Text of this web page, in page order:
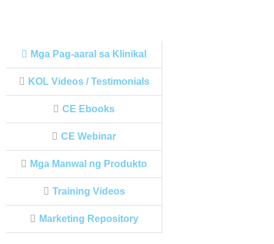
Mga Pag-aaral sa Klinikal
KOL Videos / Testimonials
CE Ebooks
CE Webinar
Mga Manwal ng Produkto
Training Videos
Marketing Repository